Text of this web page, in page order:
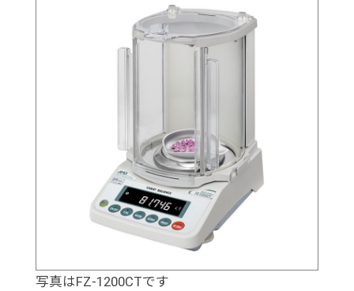
写真はFZ-1200CTです